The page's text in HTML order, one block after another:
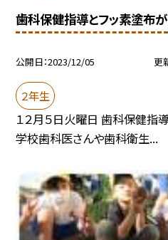
歯科保健指導とフッ素塗布
公開日 2023/12/05 更
２年生
１２月５日火曜日 歯科保健指
学校歯科医さんや歯科衛生...